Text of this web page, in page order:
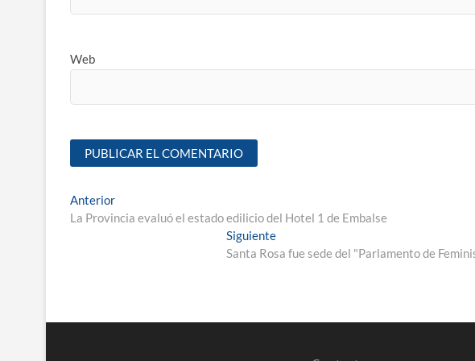
Web
Anterior
La Provincia evaluó el estado edilicio del Hotel 1 de Embalse
Siguiente
Santa Rosa fue sede del "Parlamento de